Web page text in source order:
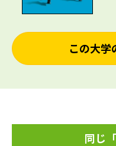
この大学
同じ